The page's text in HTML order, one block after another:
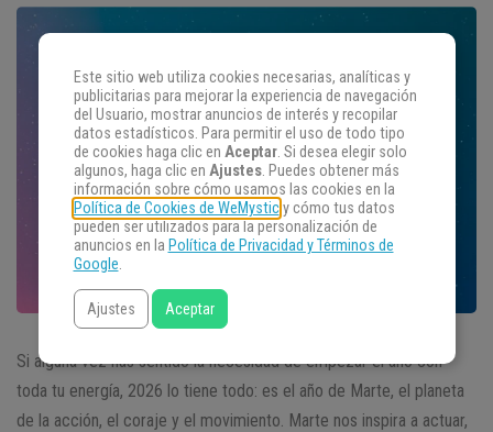
Si alguna vez has sentido la necesidad de empezar el año con
toda tu energía, 2026 lo tiene todo: es el año de Marte, el planeta
de la acción, el coraje y el movimiento. Marte nos inspira a actuar,
Este sitio web utiliza cookies necesarias, analíticas y
publicitarias para mejorar la experiencia de navegación
del Usuario, mostrar anuncios de interés y recopilar
datos estadísticos. Para permitir el uso de todo tipo
de cookies haga clic en Aceptar. Si desea elegir solo
algunos, haga clic en Ajustes. Puedes obtener más
información sobre cómo usamos las cookies en la
Política de Cookies de WeMysticy cómo tus datos
pueden ser utilizados para la personalización de
anuncios en la Política de Privacidad y Términos de
Google.
Ajustes Aceptar